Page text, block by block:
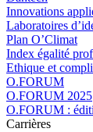
Innovations
Laboratoires
Plan O’Climat
Index égalité
Ethique et
O.FORUM
O.FORUM 2025
O.FORUM :
Carrières